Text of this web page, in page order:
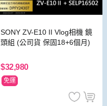
SONY ZV-E10 II Vlog相機 鏡
頭組 (公司貨 保固18+6個月)
$32,980
免運